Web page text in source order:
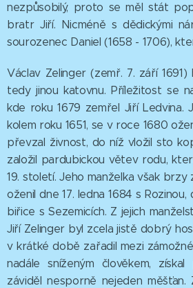
nezpůsobilý, proto se měl stát
bratr Jiří. Nicméně s dědickými
sourozenec Daniel (1658 - 1706),
Václav Zelinger (zemř. 7. září
tedy jinou katovnu. Příležitost se
kde roku 1679 zemřel Jiří Ledvina.
kolem roku 1651, se v roce 1680
převzal živnost, do níž vložil sto
založil pardubickou větev rodu,
19. století. Jeho manželka však
oženil dne 17. ledna 1684 s
biřice s Sezemicích. Z jejich
Jiří Zelinger byl zcela jistě dobrý
v krátké době zařadil mezi
nadále sníženým člověkem,
záviděl nesporně nejeden